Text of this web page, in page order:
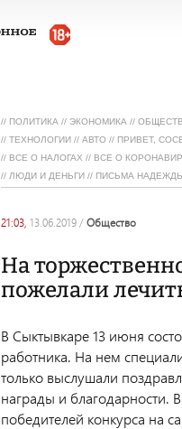
// ПОЛИТИКА // ЭКОНОМИКА //
// ТЕХНОЛОГИИ // АВТО // ПРИВЕТ,
// ВСЕ О НАЛОГАХ // ВСЕ О
// ЛЮДИ И ДЕНЬГИ // ПИСЬМА
21:03, 13.06.2019 / общество
На
пожелали
В Сыктывкаре 13 июня
работника. На нем
только выслушали
награды и благодарности.
победителей конкурса на